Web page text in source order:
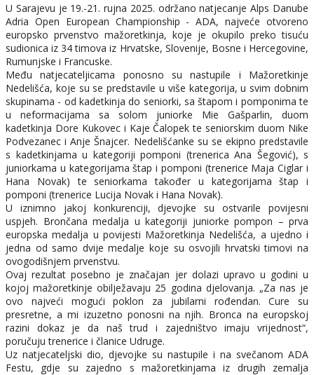
U Sarajevu je 19.-21. rujna 2025. održano natjecanje Alps Danube
Adria Open European Championship - ADA, najveće otvoreno
europsko prvenstvo mažoretkinja, koje je okupilo preko tisuću
sudionica iz 34 timova iz Hrvatske, Slovenije, Bosne i Hercegovine,
Rumunjske i Francuske.
Među natjecateljicama ponosno su nastupile i Mažoretkinje
Nedelišća, koje su se predstavile u više kategorija, u svim dobnim
skupinama - od kadetkinja do seniorki, sa štapom i pomponima te
u neformacijama sa solom juniorke Mie Gašparlin, duom
kadetkinja Dore Kukovec i Kaje Čalopek te seniorskim duom Nike
Podvezanec i Anje Šnajcer. Nedelišćanke su se ekipno predstavile
s kadetkinjama u kategoriji pomponi (trenerica Ana Šegović), s
juniorkama u kategorijama štap i pomponi (trenerice Maja Ciglar i
Hana Novak) te seniorkama također u kategorijama štap i
pomponi (trenerice Lucija Novak i Hana Novak).
U iznimno jakoj konkurenciji, djevojke su ostvarile povijesni
uspjeh. Brončana medalja u kategoriji juniorke pompon – prva
europska medalja u povijesti Mažoretkinja Nedelišća, a ujedno i
jedna od samo dvije medalje koje su osvojili hrvatski timovi na
ovogodišnjem prvenstvu.
Ovaj rezultat posebno je značajan jer dolazi upravo u godini u
kojoj mažoretkinje obilježavaju 25 godina djelovanja. „Za nas je
ovo najveći mogući poklon za jubilarni rođendan. Cure su
presretne, a mi izuzetno ponosni na njih. Bronca na europskoj
razini dokaz je da naš trud i zajedništvo imaju vrijednost“,
poručuju trenerice i članice Udruge.
Uz natjecateljski dio, djevojke su nastupile i na svečanom ADA
Festu, gdje su zajedno s mažoretkinjama iz drugih zemalja